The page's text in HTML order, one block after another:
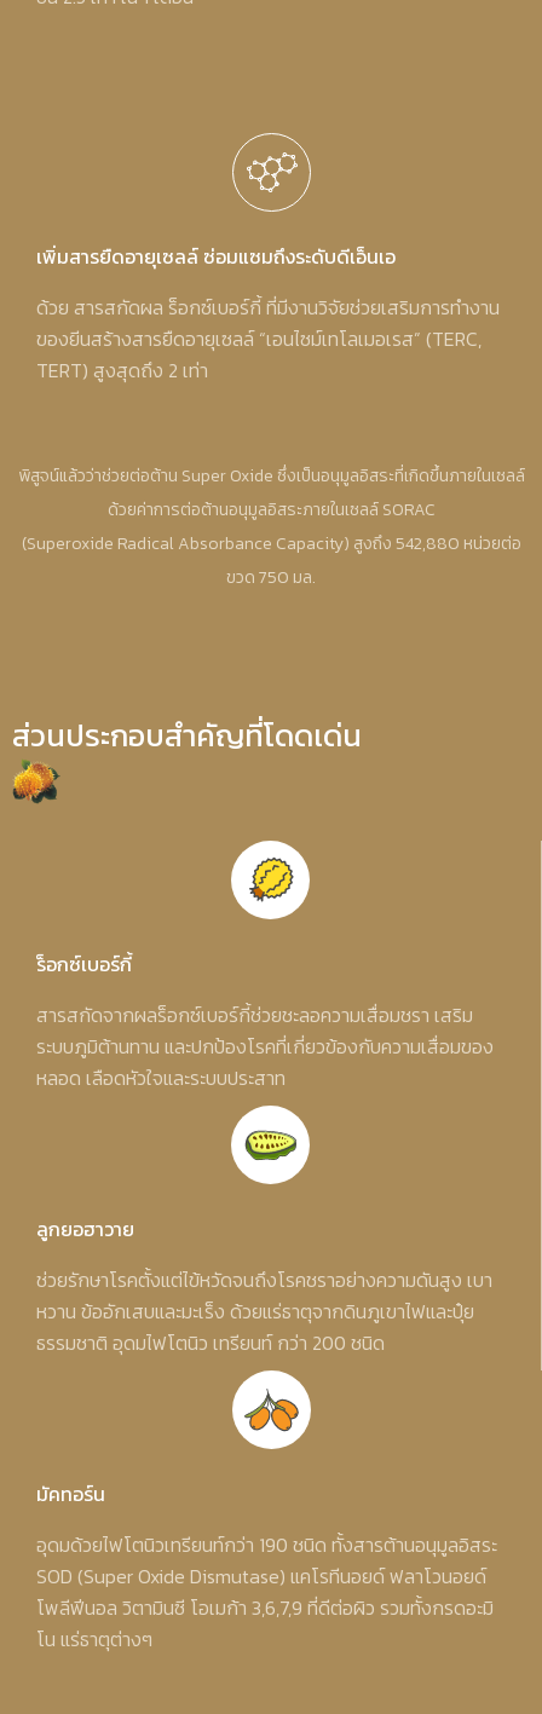
เพิ่มสารยืดอายุเซลล์ ซ่อมแซมถึงระดับดีเอ็นเอ
ด้วย สารสกัดผล ร็อกซ์เบอร์กี้ ที่มีงานวิจัยช่วยเสริมการทำงาน
ของยีนสร้างสารยืดอายุเซลล์ “เอนไซม์เทโลเมอเรส” (TERC,
TERT) สูงสุดถึง 2 เท่า
พิสูจน์แล้วว่าช่วยต่อต้าน Super Oxide ซึ่งเป็นอนุมูลอิสระที่เกิดขึ้นภายในเซลล์
ด้วยค่าการต่อต้านอนุมูลอิสระภายในเซลล์ SORAC
(Superoxide Radical Absorbance Capacity) สูงถึง 542,880 หน่วยต่อ
ขวด 750 มล.
ส่วนประกอบสำคัญที่โดดเด่น
ร็อกซ์เบอร์กี้
สารสกัดจากผลร็อกซ์เบอร์กี้ช่วยชะลอความเสื่อมชรา เสริม
ระบบภูมิต้านทาน และปกป้องโรคที่เกี่ยวข้องกับความเสื่อมของ
หลอด เลือดหัวใจและระบบประสาท
ลูกยอฮาวาย
ช่วยรักษาโรคตั้งแต่ไข้หวัดจนถึงโรคชราอย่างความดันสูง เบา
หวาน ข้ออักเสบและมะเร็ง ด้วยแร่ธาตุจากดินภูเขาไฟและปุ๋ย
ธรรมชาติ อุดมไฟโตนิว เทรียนท์ กว่า 200 ชนิด
มัคทอร์น
อุดมด้วยไฟโตนิวเทรียนท์กว่า 190 ชนิด ทั้งสารต้านอนุมูลอิสระ
SOD (Super Oxide Dismutase) แคโรทีนอยด์ ฟลาโวนอยด์
โพลีฟีนอล วิตามินซี โอเมก้า 3,6,7,9 ที่ดีต่อผิว รวมทั้งกรดอะมิ
โน แร่ธาตุต่างๆ